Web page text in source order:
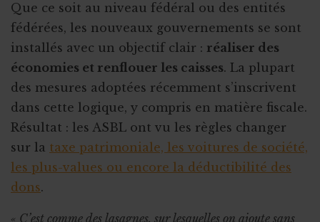
Que ce soit au niveau fédéral ou des entités
fédérées, les nouveaux gouvernements se sont
installés avec un objectif clair : réaliser des
économies et renflouer les caisses. La plupart
des mesures adoptées récemment s’inscrivent
dans cette logique, y compris en matière fiscale.
Résultat : les ASBL ont vu les règles changer
sur la taxe patrimoniale, les voitures de société,
les plus-values ou encore la déductibilité des
dons.
« C’est comme des lasagnes, sur lesquelles on ajoute sans